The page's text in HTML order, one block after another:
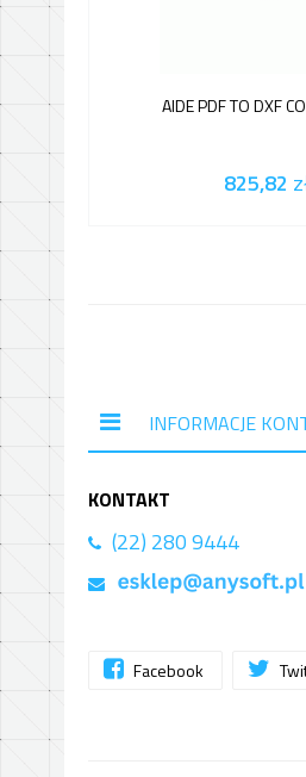
AIDE PDF TO DXF
825,82
INFORMACJE
KONTAKT
(22) 280 9444
Facebook